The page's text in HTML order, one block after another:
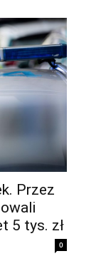
Przez
5 tys. zł
0